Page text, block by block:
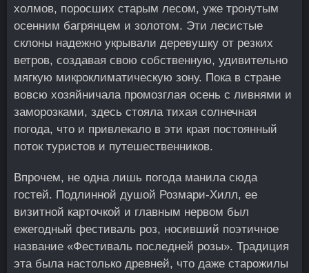
холмов, поросших старым лесом, уже тронутым
осенним багрянцем и золотом. Эти лесистые
склоны надежно укрывали деревушку от резких
ветров, создавая свою собственную, удивительно
мягкую микроклиматическую зону. Пока в стране
вовсю хозяйничала промозглая осень с ливнями и
заморозками, здесь стояла тихая солнечная
погода, что и привлекало в эти края постоянный
поток туристов и путешественников.
Впрочем, не одна лишь погода манила сюда
гостей. Подлинной душой Розмари-Хилл, ее
визитной карточкой и главным нервом был
ежегодный фестиваль роз, носивший поэтичное
название «Фестиваль последней розы». Традиция
эта была настолько древней, что даже старожилы